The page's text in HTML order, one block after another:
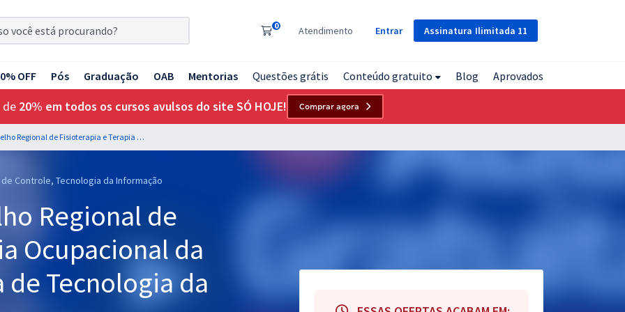
Assinatura Ilimitada 11
0 Atendimento Entrar
OFF Pós Graduação OAB Mentorias Questões grátis Conteúdo gratuito Blog Aprovados
de 20% em todos os cursos avulsos do site SÓ HOJE! Comprar agora
CREFITO 17 - Conselho Regional de Fisioterapia e Terapia Ocupacional da 17ª Região - Analista de Tecnologia da Informação
Controle, Tecnologia da Informação
Regional de
Ocupacional da
de Tecnologia da